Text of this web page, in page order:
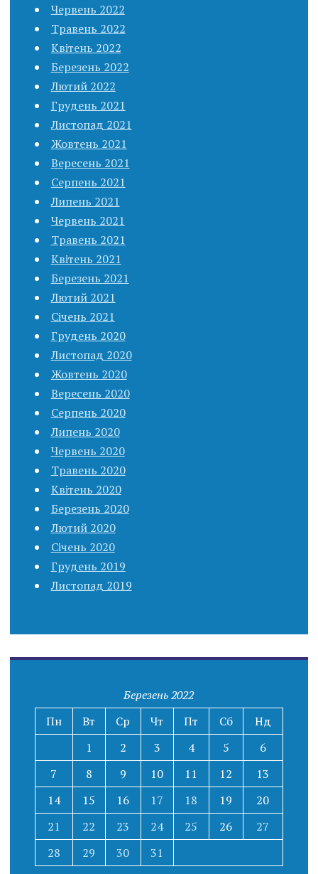
Червень 2022
Травень 2022
Квітень 2022
Березень 2022
Лютий 2022
Грудень 2021
Листопад 2021
Жовтень 2021
Вересень 2021
Серпень 2021
Липень 2021
Червень 2021
Травень 2021
Квітень 2021
Березень 2021
Лютий 2021
Січень 2021
Грудень 2020
Листопад 2020
Жовтень 2020
Вересень 2020
Серпень 2020
Липень 2020
Червень 2020
Травень 2020
Квітень 2020
Березень 2020
Лютий 2020
Січень 2020
Грудень 2019
Листопад 2019
Березень 2022
Пн
Вт Ср Чт Пт Сб
Нд
1
2 3 4 5
6
7
8 9 10 11 12
13
14
15 16 17 18 19
20
21
22 23 24 25 26
27
28
29 30 31